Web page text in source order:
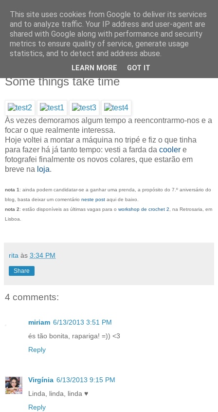
IN MY POCKET
all the things and people that i bring along with me everyday
Some things take time
Às vezes demoramos algum tempo a reencontrarmo-nos e a
focar o que realmente interessa.
Hoje voltei a montar a máquina no tripé e fiz o que tinha
para fazer há já tanto tempo: vesti a farda da cooler e
fotografei finalmente os novos colares, que estarão em
breve na loja.
nota 1 : ainda podem candidatar-se a ganhar uma prenda, a propósito do 7.º aniversário do
blog, basta deixar um comentário neste post aqui de baixo.
nota 2: estão disponíveis as últimas vagas para o workshop de crochet 2 , na Retrosaria, em
Lisboa.
rita às 3:34 PM
Share
4 comments:
miriam 6/13/2013 3:51 PM
és tão bonita, rapariga! =)) <3
Reply
Virgínia 6/13/2013 9:15 PM
Linda, linda, linda ♥
Reply
This site uses cookies from Google to deliver its services
and to analyze traffic. Your IP address and user-agent are
shared with Google along with performance and security
metrics to ensure quality of service, generate usage
statistics, and to detect and address abuse.
LEARN MORE GOT IT